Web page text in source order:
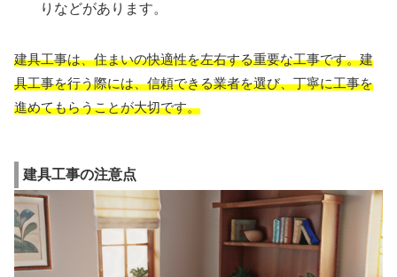
りなどがあります。
建具工事は、住まいの快適性を左右する重要な工事です。建
具工事を行う際には、信頼できる業者を選び、丁寧に工事を
進めてもらうことが大切です。
建具工事の注意点